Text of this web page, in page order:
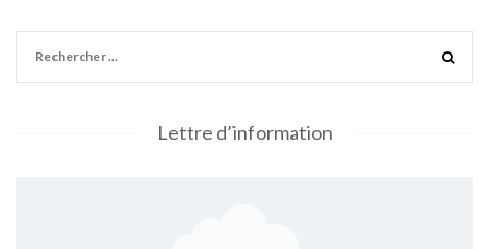
Lettre d’information